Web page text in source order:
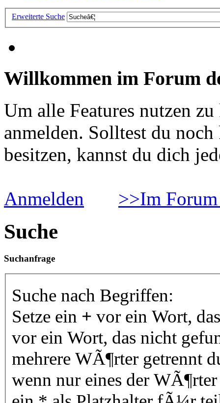
Erweiterte Suche
Willkommen im Forum
Um alle Features nutzen
anmelden. Solltest du
besitzen, kannst du dich
Anmelden >>Im
Suche
Suchanfrage
Suche nach Begriffen:
Setze ein + vor ein Wort,
vor ein Wort, das nicht
mehrere WÃ¶rter getrennt
wenn nur eines der